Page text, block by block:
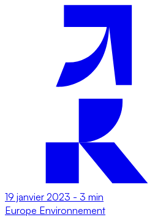
19 janvier 2023 - 3 min
Europe Environnement